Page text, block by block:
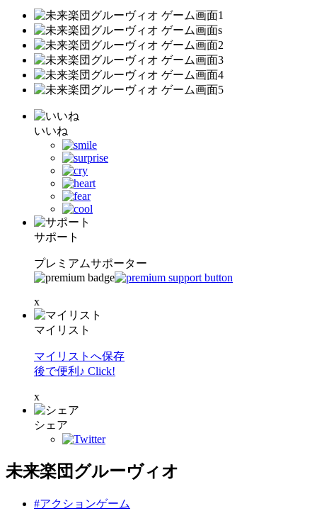
いいね
サポート
プレミアムサポーター
x
マイリスト
マイリストへ保存
後で便利♪ Click!
x
シェア
未来楽団グルーヴィオ
#アクションゲーム